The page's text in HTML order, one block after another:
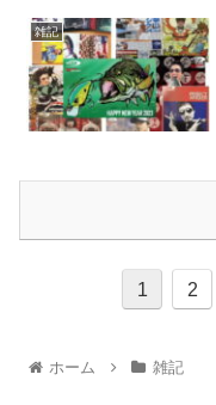
雑記
1 2
ホーム 雑記